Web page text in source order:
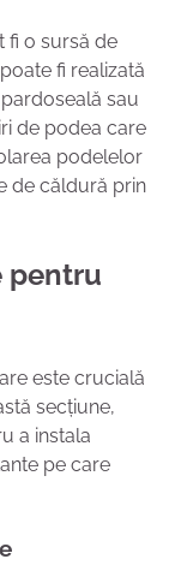
fi o sursă de
fi realizată
sau
de podea care
podelelor
de căldură prin
pentru
este crucială
secțiune,
a instala
pe care